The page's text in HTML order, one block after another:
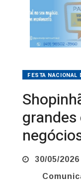
grandes
30/05/2026